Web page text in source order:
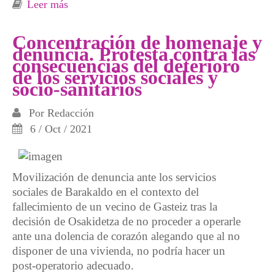
Leer más
Concentración de homenaje y
denuncia. Protesta contra las
consecuencias del deterioro
de los servicios sociales y
socio-sanitarios
Por Redacción
6 / Oct / 2021
Movilización de denuncia ante los servicios
sociales de Barakaldo en el contexto del
fallecimiento de un vecino de Gasteiz tras la
decisión de Osakidetza de no proceder a operarle
ante una dolencia de corazón alegando que al no
disponer de una vivienda, no podría hacer un
post-operatorio adecuado.